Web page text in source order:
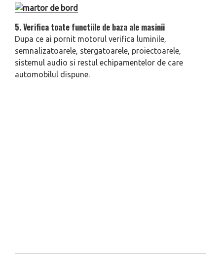
5. Verifica toate functiile de baza ale masinii
Dupa ce ai pornit motorul verifica luminile,
semnalizatoarele, stergatoarele, proiectoarele,
sistemul audio si restul echipamentelor de care
automobilul dispune.